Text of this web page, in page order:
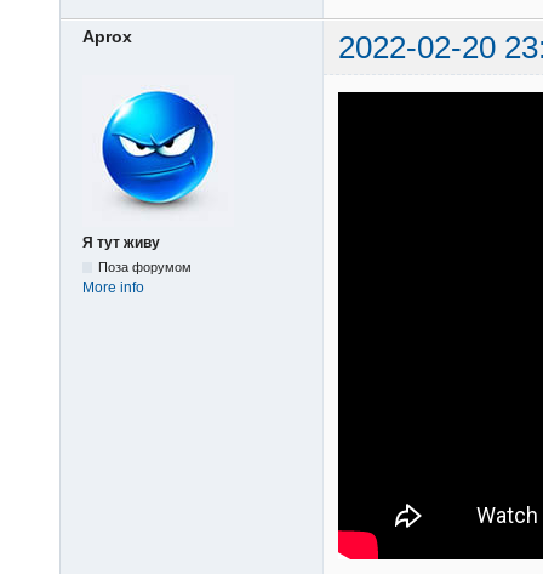
Aprox 2022-02-20
Я тут живу
Поза форумом
More info